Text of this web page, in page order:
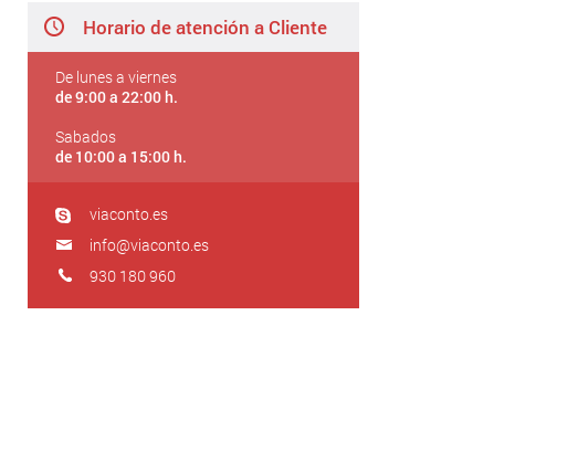
Horario de atención a Cliente
De lunes a viernes
de 9:00 a 22:00 h.
Sabados
de 10:00 a 15:00 h.
viaconto.es
info@viaconto.es
930 180 960